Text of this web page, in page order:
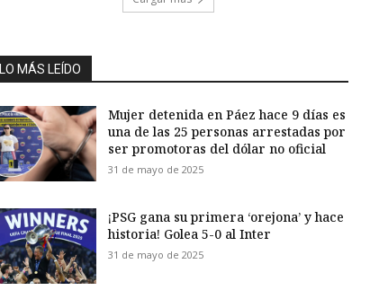
LO MÁS LEÍDO
Mujer detenida en Páez hace 9 días es
una de las 25 personas arrestadas por
ser promotoras del dólar no oficial
31 de mayo de 2025
¡PSG gana su primera ‘orejona’ y hace
historia! Golea 5-0 al Inter
31 de mayo de 2025